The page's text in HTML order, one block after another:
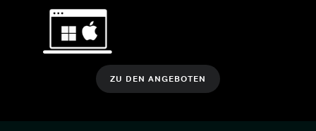
ZU DEN ANGEBOTEN